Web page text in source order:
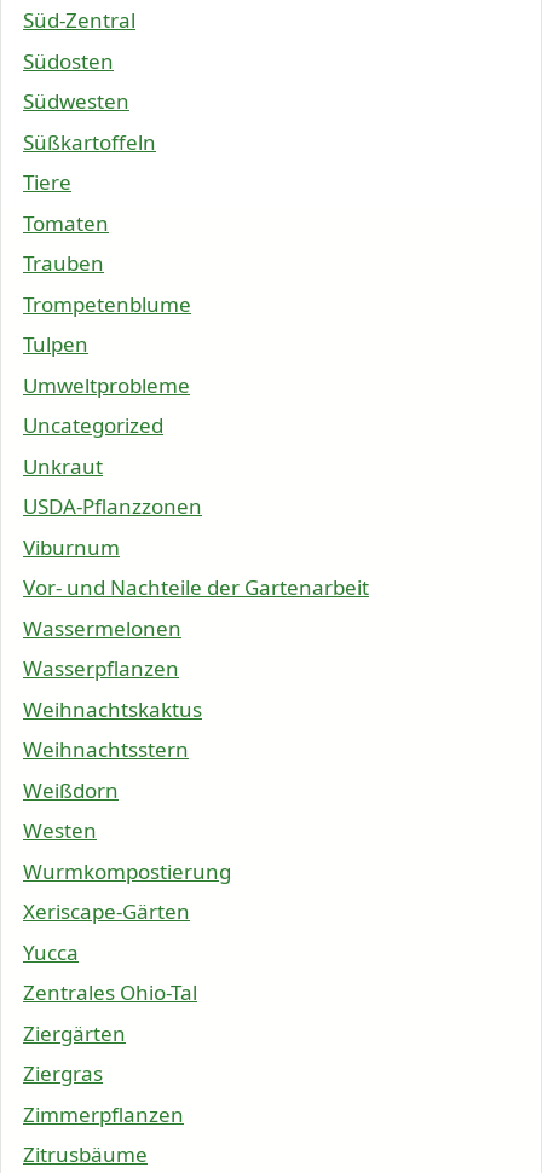
Süd-Zentral
Südosten
Südwesten
Süßkartoffeln
Tiere
Tomaten
Trauben
Trompetenblume
Tulpen
Umweltprobleme
Uncategorized
Unkraut
USDA-Pflanzzonen
Viburnum
Vor- und Nachteile der Gartenarbeit
Wassermelonen
Wasserpflanzen
Weihnachtskaktus
Weihnachtsstern
Weißdorn
Westen
Wurmkompostierung
Xeriscape-Gärten
Yucca
Zentrales Ohio-Tal
Ziergärten
Ziergras
Zimmerpflanzen
Zitrusbäume